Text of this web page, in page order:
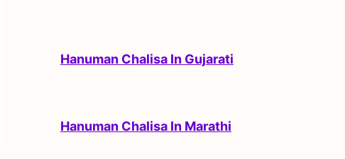
Hanuman Chalisa In Gujarati
Hanuman Chalisa In Marathi